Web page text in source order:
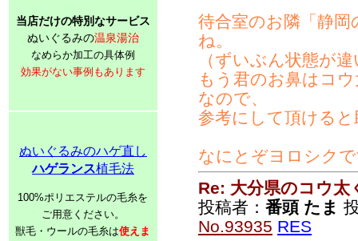
当店だけの特別なサービス
ぬいぐるみの温泉湯治
なめらか加工の具体例
効果がない事例もあります
ぬいぐるみのハゲ直し
ハゲランス植毛法
100%ポリエステルの毛糸を
ご用意ください。
獣毛・ウールの毛糸は使えま
待合室のお隣「静
ね。
（ずいぶん状態が
もう君のお鼻はコ
なので、
参考にして頂ける
なにとぞヨロシク
Re: 大分県のコウ太
投稿者： 番頭 たま
No.93935 RES